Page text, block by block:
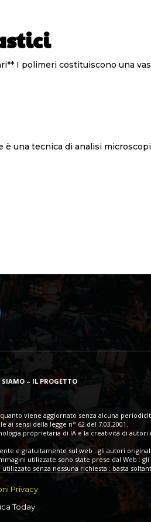
La cromatografia su strato sottile è una
SIAMO – IL PROGETTO
viene aggiornato senza alcuna
sensi della legge n° 62 del 7.03.2001.
proprietaria di IA e la creatività di autori
e gratuitamente sul web : gli autori
utilizzate sono state prese dal Web :
senza nessuna richiesta : basta
Privacy
Today